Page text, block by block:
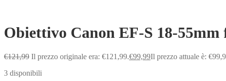
Obiettivo Canon EF-S 18-55mm
€121,99 Il prezzo originale era: €121,99.€99,99Il prezzo attuale è:
3 disponibili